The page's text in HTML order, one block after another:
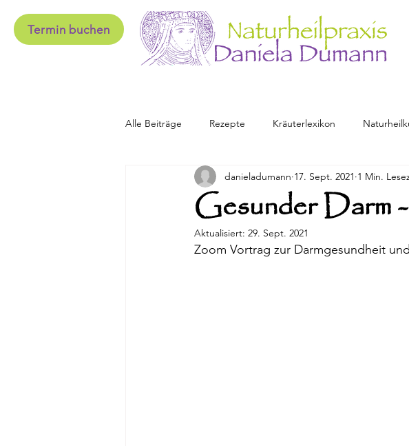
Termin buchen
Alle Beiträge Rezepte Kräuterlexikon
Gesunder Darm
danieladumann 17. Sept. 2021 1 Min.
Aktualisiert: 29. Sept. 2021
Zoom Vortrag zur Darmgesundheit